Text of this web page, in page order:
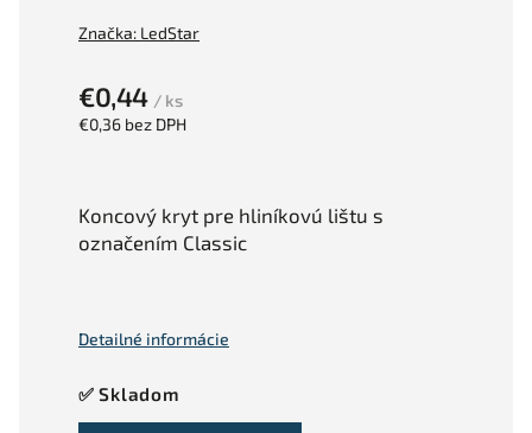
Značka: LedStar
€0,44 / ks
€0,36 bez DPH
✅ Skladom
Koncový kryt pre hliníkovú lištu s
označením Classic
Detailné informácie